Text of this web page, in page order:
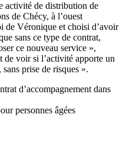
activité de distribution de
de Chécy, à l’ouest
de Véronique et choisi d’avoir
sans ce type de contrat,
ce nouveau service »,
de voir si l’activité apporte un
prise de risques ».
d’accompagnement dans
personnes âgées